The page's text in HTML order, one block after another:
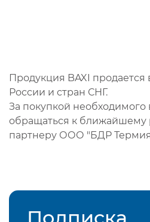
Продукция BAXI продается
России и стран СНГ.
За покупкой необходимого
обращаться к ближайшему
партнеру ООО "БДР